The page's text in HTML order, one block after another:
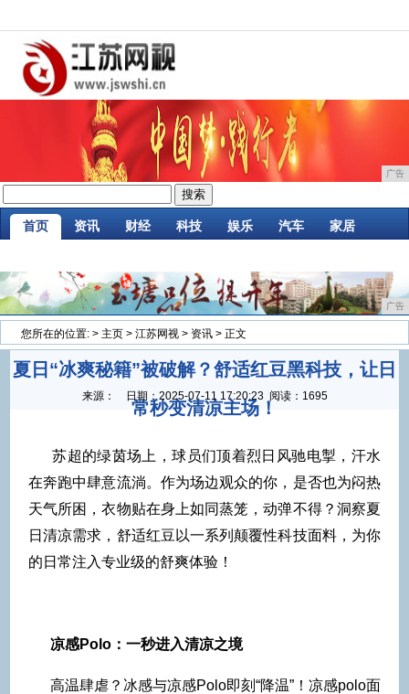
广告
首页 资讯 财经 科技 娱乐 汽车 家居
广告
您所在的位置: > 主页 > 江苏网视 > 资讯 > 正文
夏日“冰爽秘籍”被破解？舒适红豆黑科技，让日
常秒变清凉主场！
来源： 日期： 2025-07-11 17:20:23 阅读：1695
苏超的绿茵场上，球员们顶着烈日风驰电掣，汗水
在奔跑中肆意流淌。作为场边观众的你，是否也为闷热
天气所困，衣物贴在身上如同蒸笼，动弹不得？洞察夏
日清凉需求，舒适红豆以一系列颠覆性科技面料，为你
的日常注入专业级的舒爽体验！
凉感Polo：一秒进入清凉之境
高温肆虐？冰感与凉感Polo即刻“降温”！凉感polo面